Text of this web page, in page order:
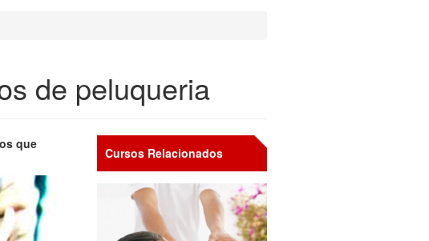
de peluqueria
que
Cursos Relacionados